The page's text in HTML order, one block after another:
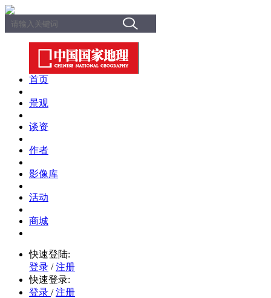
首页
景观
谈资
作者
影像库
活动
商城
快速登陆:
登录 / 注册
快速登录:
登录 / 注册